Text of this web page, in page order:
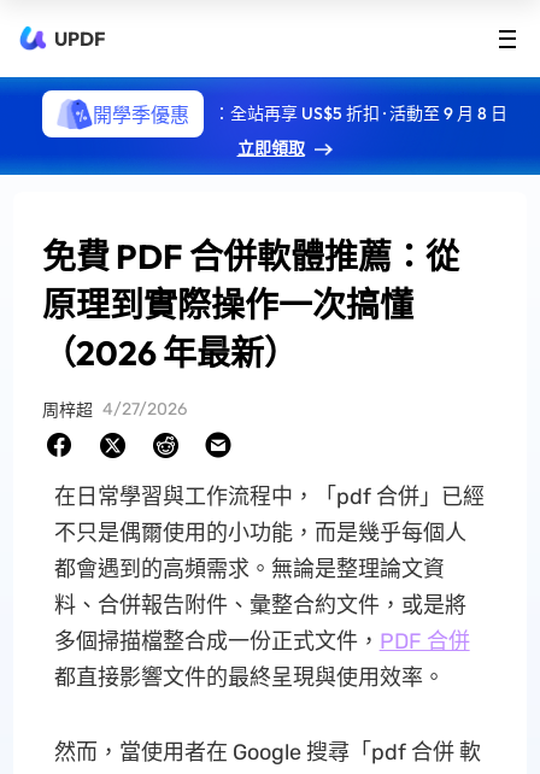
UPDF
開學季優惠
：全站再享 US$5 折扣 · 活動至 9 月 8 日
立即領取
免費 PDF 合併軟體推薦：從
原理到實際操作一次搞懂
（2026 年最新）
周梓超 4/27/2026
在日常學習與工作流程中，「pdf 合併」已經
不只是偶爾使用的小功能，而是幾乎每個人
都會遇到的高頻需求。無論是整理論文資
料、合併報告附件、彙整合約文件，或是將
多個掃描檔整合成一份正式文件， PDF 合併
都直接影響文件的最終呈現與使用效率。
然而，當使用者在 Google 搜尋「pdf 合併 軟